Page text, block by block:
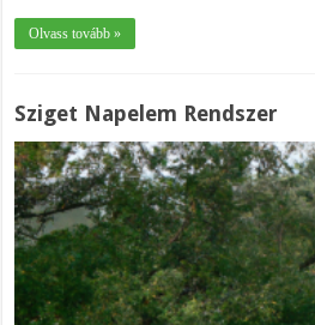
Olvass tovább »
Sziget Napelem Rendszer